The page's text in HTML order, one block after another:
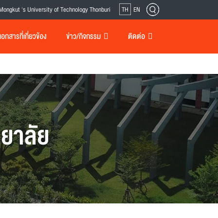
's University of Technology Thonburi TH EN
กสารที่เกี่ยวข้อง ข่าว/กิจกรรม ติดต่อ
าลัย